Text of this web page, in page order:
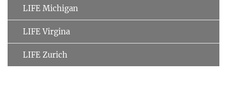
LIFE Michigan
LIFE Virgina
LIFE Zurich